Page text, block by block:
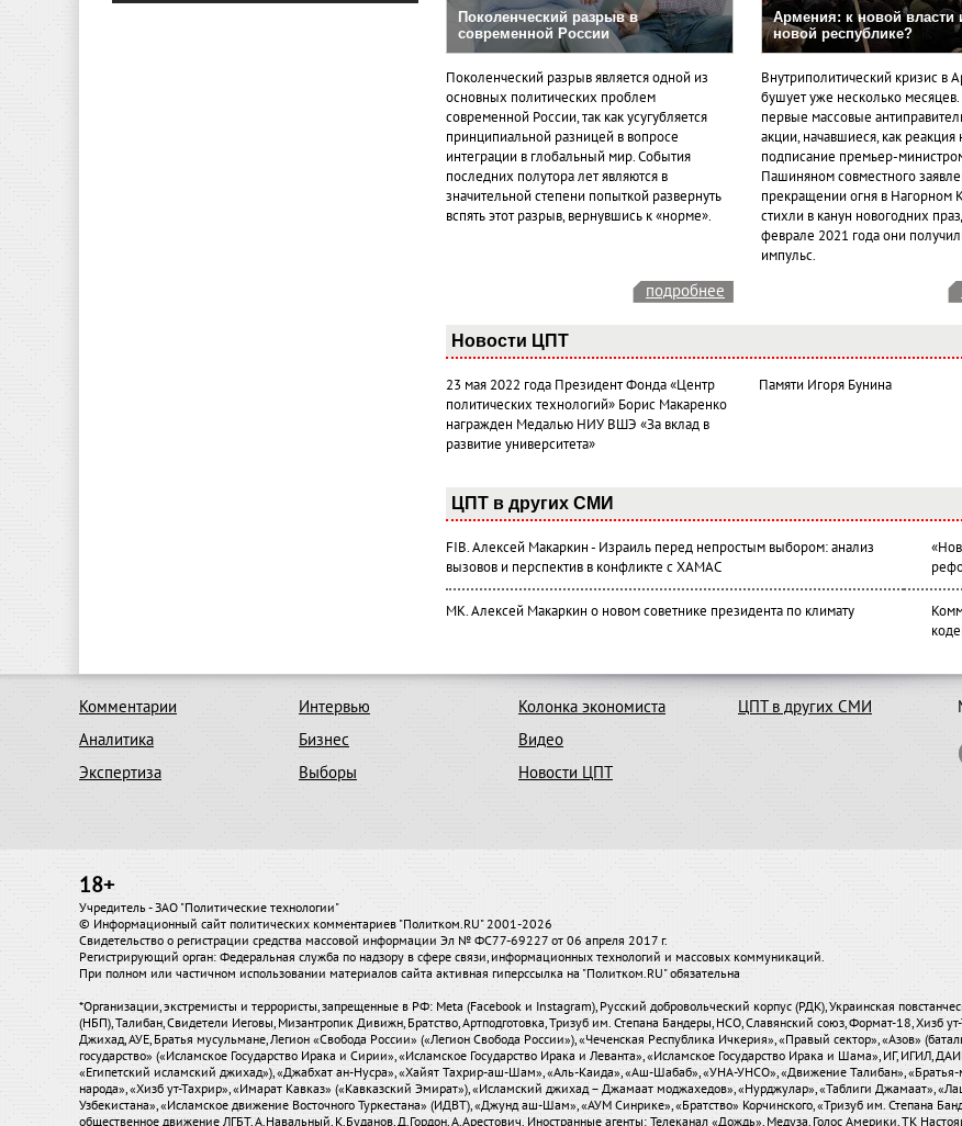
Поколенческий разрыв в
современной России
Поколенческий разрыв является одной из
основных политических проблем
современной России, так как усугубляется
принципиальной разницей в вопросе
интеграции в глобальный мир. События
последних полутора лет являются в
значительной степени попыткой развернуть
вспять этот разрыв, вернувшись к «норме».
Армения: к новой власти
новой республике?
Внутриполитический кризис в
бушует уже несколько
первые массовые
акции, начавшиеся, как реакция
подписание премьер-
Пашиняном совместного
прекращении огня в Нагорном
стихли в канун новогодних
феврале 2021 года они
импульс.
подробнее
Новости ЦПТ
23 мая 2022 года Президент Фонда «Центр
политических технологий» Борис Макаренко
награжден Медалью НИУ ВШЭ «За вклад в
развитие университета»
Памяти Игоря Бунина
ЦПТ в других СМИ
FIB. Алексей Макаркин - Израиль перед непростым выбором: анализ
вызовов и перспектив в конфликте с ХАМАС
МК. Алексей Макаркин о новом советнике президента по климату
Комментарии
Аналитика
Экспертиза
Интервью
Бизнес
Выборы
Колонка экономиста
Видео
Новости ЦПТ
ЦПТ в других СМИ
18+
Учредитель - ЗАО "Политические технологии"
© Информационный сайт политических комментариев "Политком.RU" 2001-2026
Свидетельство о регистрации средства массовой информации Эл № ФС77-69227 от 06 апреля 2017 г.
Регистрирующий орган: Федеральная служба по надзору в сфере связи, информационных технологий и массовых коммуникаций.
При полном или частичном использовании материалов сайта активная гиперссылка на "Политком.RU" обязательна
*Организации, экстремисты и террористы, запрещенные в РФ: Meta (Facebook и Instagram), Русский добровольческий корпус (РДК), Украинская
(НБП), Талибан, Свидетели Иеговы, Мизантропик Дивижн, Братство, Артподготовка, Тризуб им. Степана Бандеры, НСО, Славянский союз, Формат-18, Хизб
Джихад, АУЕ, Братья мусульмане, Легион «Свобода России» («Легион Свобода России»), «Чеченская Республика Ичкерия», «Правый сектор», «Азов»
государство» («Исламское Государство Ирака и Сирии», «Исламское Государство Ирака и Леванта», «Исламское Государство Ирака и Шама», ИГ,
«Египетский исламский джихад»), «Джабхат ан-Нусра», «Хайят Тахрир-аш-Шам», «Аль-Каида», «Аш-Шабаб», «УНА-УНСО», «Движение Талибан»,
народа», «Хизб ут-Тахрир», «Имарат Кавказ» («Кавказский Эмират»), «Исламский джихад – Джамаат моджахедов», «Нурджулар», «Таблиги Джамаат»,
Узбекистана», «Исламское движение Восточного Туркестана» (ИДВТ), «Джунд аш-Шам», «АУМ Синрике», «Братство» Корчинского, «Тризуб им. Степана
общественное движение ЛГБТ, А.Навальный, К.Буданов, Д.Гордон, А.Арестович. Иностранные агенты: Телеканал «Дождь», Медуза, Голос Америки, ТК